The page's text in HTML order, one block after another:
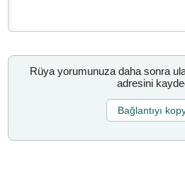
Rüya yorumunuza daha sonra
adresini
Bağlantıyı